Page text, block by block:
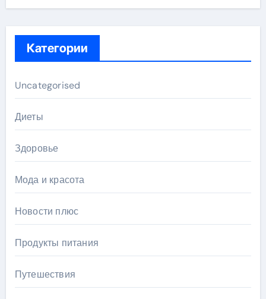
Категории
Uncategorised
Диеты
Здоровье
Мода и красота
Новости плюс
Продукты питания
Путешествия